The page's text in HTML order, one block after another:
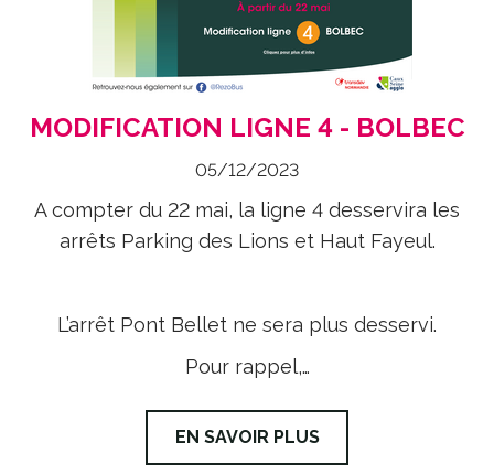
MODIFICATION LIGNE 4 - BOLBEC
05/12/2023
A compter du 22 mai, la ligne 4 desservira les
arrêts Parking des Lions et Haut Fayeul.
L’arrêt Pont Bellet ne sera plus desservi.
Pour rappel,…
EN SAVOIR PLUS